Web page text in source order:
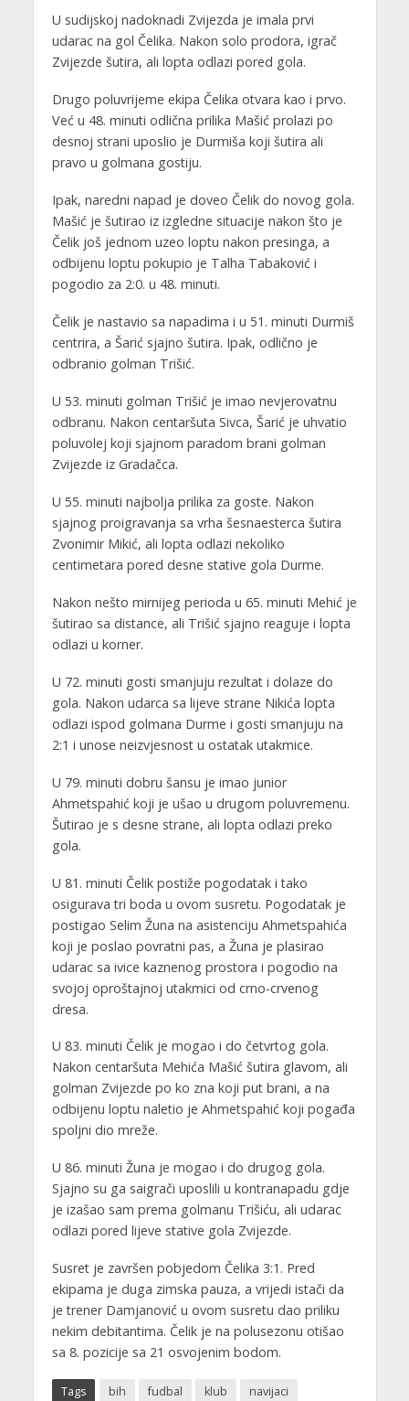
U sudijskoj nadoknadi Zvijezda je imala prvi
udarac na gol Čelika. Nakon solo prodora, igrač
Zvijezde šutira, ali lopta odlazi pored gola.
Drugo poluvrijeme ekipa Čelika otvara kao i prvo.
Već u 48. minuti odlična prilika Mašić prolazi po
desnoj strani uposlio je Durmiša koji šutira ali
pravo u golmana gostiju.
Ipak, naredni napad je doveo Čelik do novog gola.
Mašić je šutirao iz izgledne situacije nakon što je
Čelik još jednom uzeo loptu nakon presinga, a
odbijenu loptu pokupio je Talha Tabaković i
pogodio za 2:0. u 48. minuti.
Čelik je nastavio sa napadima i u 51. minuti Durmiš
centrira, a Šarić sjajno šutira. Ipak, odlično je
odbranio golman Trišić.
U 53. minuti golman Trišić je imao nevjerovatnu
odbranu. Nakon centaršuta Sivca, Šarić je uhvatio
poluvolej koji sjajnom paradom brani golman
Zvijezde iz Gradačca.
U 55. minuti najbolja prilika za goste. Nakon
sjajnog proigravanja sa vrha šesnaesterca šutira
Zvonimir Mikić, ali lopta odlazi nekoliko
centimetara pored desne stative gola Durme.
Nakon nešto mirnijeg perioda u 65. minuti Mehić je
šutirao sa distance, ali Trišić sjajno reaguje i lopta
odlazi u korner.
U 72. minuti gosti smanjuju rezultat i dolaze do
gola. Nakon udarca sa lijeve strane Nikića lopta
odlazi ispod golmana Durme i gosti smanjuju na
2:1 i unose neizvjesnost u ostatak utakmice.
U 79. minuti dobru šansu je imao junior
Ahmetspahić koji je ušao u drugom poluvremenu.
Šutirao je s desne strane, ali lopta odlazi preko
gola.
U 81. minuti Čelik postiže pogodatak i tako
osigurava tri boda u ovom susretu. Pogodatak je
postigao Selim Žuna na asistenciju Ahmetspahića
koji je poslao povratni pas, a Žuna je plasirao
udarac sa ivice kaznenog prostora i pogodio na
svojoj oproštajnoj utakmici od crno-crvenog
dresa.
U 83. minuti Čelik je mogao i do četvrtog gola.
Nakon centaršuta Mehića Mašić šutira glavom, ali
golman Zvijezde po ko zna koji put brani, a na
odbijenu loptu naletio je Ahmetspahić koji pogađa
spoljni dio mreže.
U 86. minuti Žuna je mogao i do drugog gola.
Sjajno su ga saigrači uposlili u kontranapadu gdje
je izašao sam prema golmanu Trišiću, ali udarac
odlazi pored lijeve stative gola Zvijezde.
Susret je završen pobjedom Čelika 3:1. Pred
ekipama je duga zimska pauza, a vrijedi istači da
je trener Damjanović u ovom susretu dao priliku
nekim debitantima. Čelik je na polusezonu otišao
sa 8. pozicije sa 21 osvojenim bodom.
Tags bih fudbal klub
navijaci